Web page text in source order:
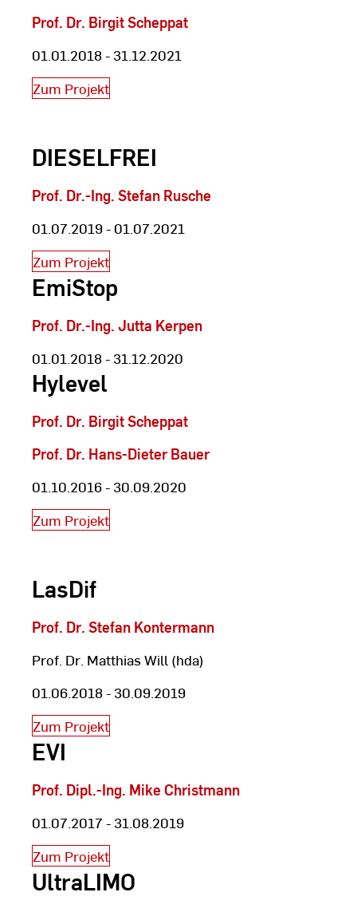
Prof. Dr. Birgit Scheppat
01.01.2018 - 31.12.2021
Zum Projekt
DIESELFREI
Prof. Dr.-Ing. Stefan Rusche
01.07.2019 - 01.07.2021
Zum Projekt
EmiStop
Prof. Dr.-Ing. Jutta Kerpen
01.01.2018 - 31.12.2020
Hylevel
Prof. Dr. Birgit Scheppat
Prof. Dr. Hans-Dieter Bauer
01.10.2016 - 30.09.2020
Zum Projekt
LasDif
Prof. Dr. Stefan Kontermann
Prof. Dr. Matthias Will (hda)
01.06.2018 - 30.09.2019
Zum Projekt
EVI
Prof. Dipl.-Ing. Mike Christmann
01.07.2017 - 31.08.2019
Zum Projekt
UltraLIMO